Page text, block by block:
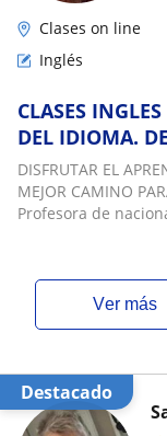
Clases on line
Inglés
CLASES
DEL IDIOMA.
CRONOLÓGICA
DISFRUTAR EL
MEJOR CAMINO
Profesora de
ver más
Destacado